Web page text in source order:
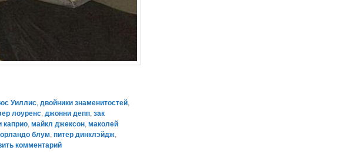
Уиллис,двойники знаменитостей,
лоуренс,джонни депп,зак
каприо,майкл джексон,маколей
орландо блум,питер динклэйдж,
комментарий